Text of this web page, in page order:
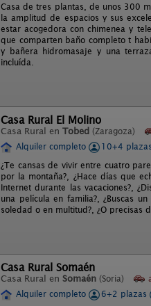
Casa de tres plantas, de unos 300
la amplitud de espacios y sus
estar acogedora con chimenea y
que comparten baño completo t
y bañera hidromasaje y una
incluída.
Casa Rural El Molino
Casa Rural en Tobed (Zaragoza)
Alquiler completo
10+4 plazas
¿Te cansas de vivir entre cuatro
por la montaña?, ¿Hace días que
Internet durante las vacaciones?,
una película en familia?, ¿Buscas
soledad o en multitud?, ¿O precisas
Casa Rural Somaén
Casa Rural en Somaén (Soria)
Alquiler completo
6+2 plazas